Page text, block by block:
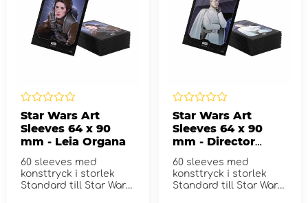
Star Wars Art
Sleeves 64 x 90
mm - Leia Organa
60 sleeves med
konsttryck i storlek
Standard till Star Wars:
Star Wars Art
Sleeves 64 x 90
mm - Director
60 sleeves med
konsttryck i storlek
Standard till Star Wars: